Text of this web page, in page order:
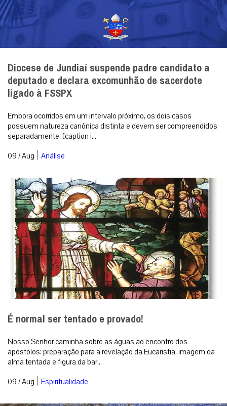
Diocese de Jundiaí suspende padre candidato a
deputado e declara excomunhão de sacerdote
ligado à FSSPX
Embora ocorridos em um intervalo próximo, os dois casos
possuem natureza canônica distinta e devem ser compreendidos
separadamente. [caption i...
09 / Aug | Análise
É normal ser tentado e provado!
Nosso Senhor caminha sobre as águas ao encontro dos
apóstolos: preparação para a revelação da Eucaristia, imagem da
alma tentada e figura da bar...
09 / Aug | Espiritualidade